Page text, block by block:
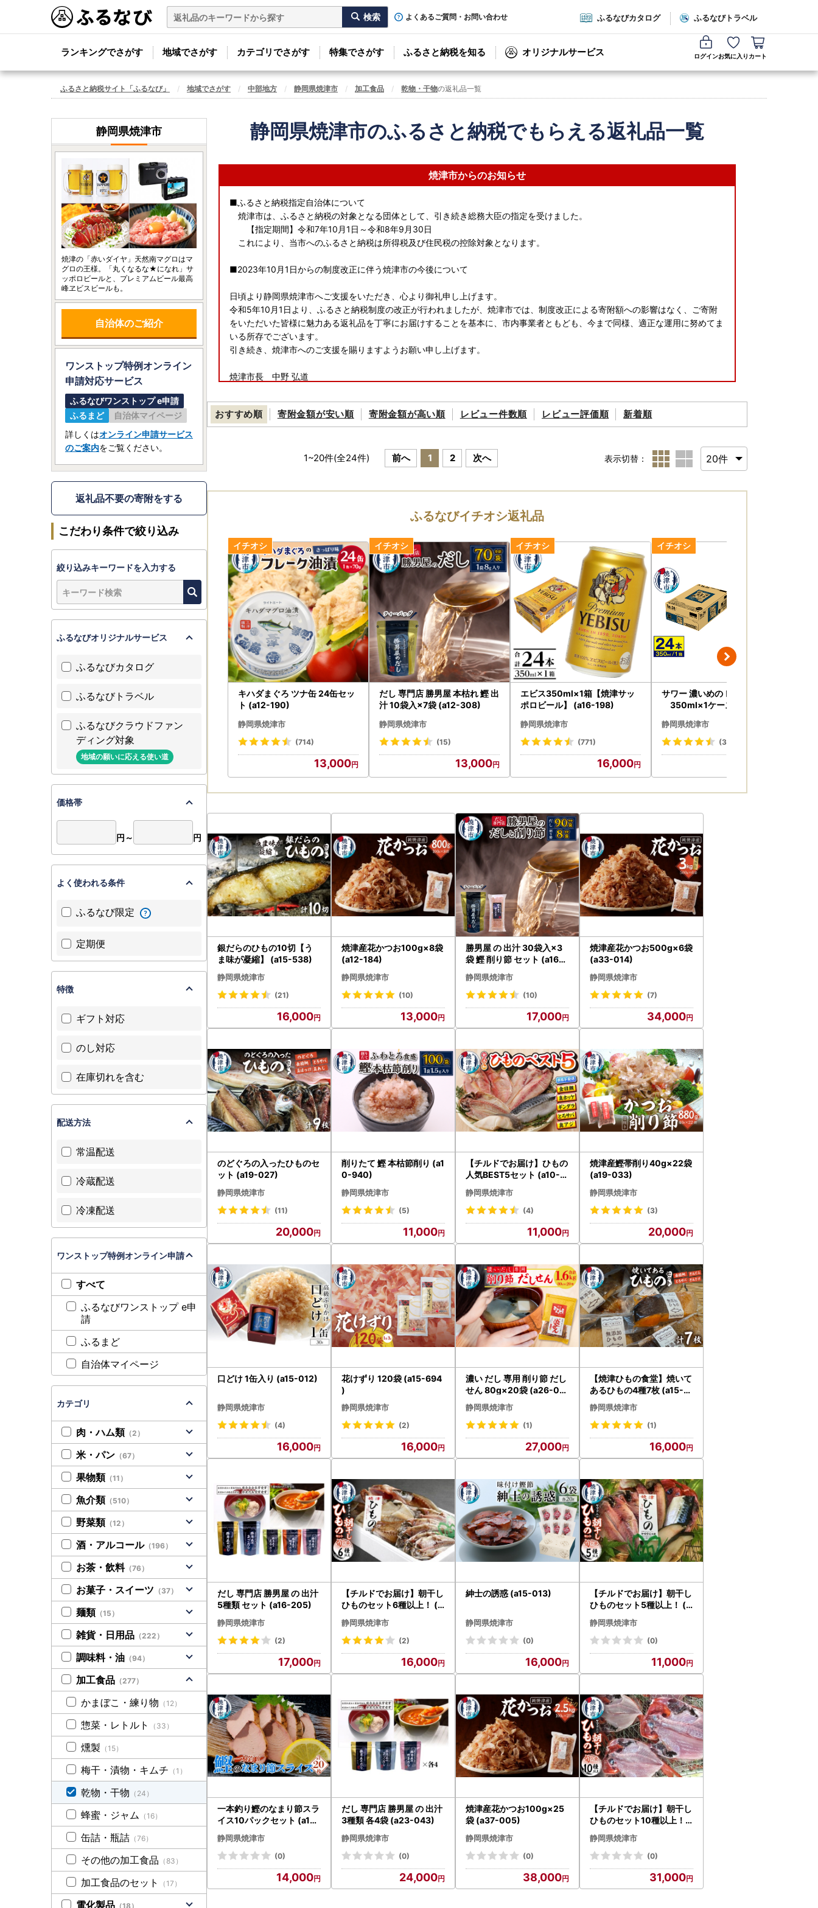
よくあるご質問・お問い合わせ ふるなびカタログ ふるなびトラベル
ランキングでさがす 地域でさがす カテゴリでさがす 特集でさがす ふるさと納税を知る オリジナルサービス ログインお気に入り カート
ふるさと納税サイト「ふるなび」 地域でさがす 中部地方 静岡県焼津市 加工食品 乾物・干物の返礼品一覧
静岡県焼津市のふるさと納税でもらえる返礼品一覧
焼津市からのお知らせ
■ふるさと納税指定自治体について
焼津市は、ふるさと納税の対象となる団体として、引き続き総務大臣の指定を受けました。
【指定期間】令和7年10月1日～令和8年9月30日
これにより、当市へのふるさと納税は所得税及び住民税の控除対象となります。
■2023年10月1日からの制度改正に伴う焼津市の今後について
日頃より静岡県焼津市へご支援をいただき、心より御礼申し上げます。
令和5年10月1日より、ふるさと納税制度の改正が行われましたが、焼津市では、制度改正による寄附額への影響はなく、ご寄附
をいただいた皆様に魅力ある返礼品を丁寧にお届けすることを基本に、市内事業者ともども、今まで同様、適正な運用に努めてま
いる所存でございます。
引き続き、焼津市へのご支援を賜りますようお願い申し上げます。
焼津市長 中野 弘道
■ワンストップ特例申請が完全ペーパーレス！！申請アプリ「IAM」新登場！
ふるさと納税をいただいた皆様のご負担を軽減するために、焼津市ではスマートフォンのみで完結できるアプリ「IAM」が誕生い
たしました。
※App Store もしくは Google Play から「IAM（アイアム）」アプリのダウンロードが必要です
上記の事情によりお礼品の到着が遅延となる場合は、ご容赦ください。
■お礼品配送の遅れについて
緊急事態宣言の影響によりお礼品の配送に遅れが生じる可能性がございます。
ご迷惑をおかけする場合があると思いますが、ご理解を賜りますようお願いいたします。
※ふるさと納税サイトを騙る詐欺サイトが増えており、焼津市のお礼品を表示している詐欺サイトも確認されています。
お礼品の寄付金額を割引や値引き等することはありません。少しでも怪しいと感じたらお電話ください。
(焼津市ふるさと納税課：054-626-9406)
おすすめ順 寄附金額が安い順 寄附金額が高い順 レビュー件数順 レビュー評価順 新着順
1~20件(全24件) 前へ 1 2 次へ 表示切替：
ふるなびイチオシ返礼品
キハダまぐろ ツナ缶 24缶セッ
ト (a12-190)
静岡県焼津市
(714)
13,000
だし 専門店 勝男屋 本枯れ 鰹 出
汁 10袋入×7袋 (a12-308)
静岡県焼津市
(15)
13,000
エビス350ml×1箱【焼津サッ
ポロビール】 (a16-198)
静岡県焼津市
(771)
16,000
サワー 濃いめの レモン サワー
350ml×1ケース (a12-244)
静岡県焼津市
(30)
銀だらのひもの10切【う
ま味が凝縮】 (a15-538)
静岡県焼津市
(21)
16,000
焼津産花かつお100g×8袋
(a12-184)
静岡県焼津市
(10)
13,000
勝男屋 の 出汁 30袋入×3
袋 鰹 削り節 セット (a16-2
静岡県焼津市
(10)
17,000
焼津産花かつお500g×6袋
(a33-014)
静岡県焼津市
(7)
34,000
のどぐろの入ったひものセ
ット (a19-027)
静岡県焼津市
(11)
20,000
削りたて 鰹 本枯節削り (a1
0-940)
静岡県焼津市
(5)
11,000
【チルドでお届け】ひもの
人気BEST5セット (a10-8
静岡県焼津市
(4)
11,000
焼津産鰹帯削り40g×22袋
(a19-033)
静岡県焼津市
(3)
20,000
口どけ 1缶入り (a15-012)
静岡県焼津市
(4)
16,000
花けずり 120袋 (a15-694
)
静岡県焼津市
(2)
16,000
濃い だし 専用 削り節 だし
せん 80g×20袋 (a26-012
)
静岡県焼津市
(1)
27,000
【焼津ひもの食堂】焼いて
あるひもの4種7枚 (a15-6
71)
静岡県焼津市
(1)
16,000
だし 専門店 勝男屋 の 出汁
5種類 セット (a16-205)
静岡県焼津市
(2)
17,000
【チルドでお届け】朝干し
ひものセット6種以上！ (a
静岡県焼津市
(2)
16,000
紳士の誘惑 (a15-013)
静岡県焼津市
(0)
16,000
【チルドでお届け】朝干し
ひものセット5種以上！ (a
静岡県焼津市
(0)
11,000
一本釣り鰹のなまり節スラ
イス10パックセット (a13-
静岡県焼津市
(0)
14,000
だし 専門店 勝男屋 の 出汁
3種類 各4袋 (a23-043)
静岡県焼津市
(0)
24,000
焼津産花かつお100g×25
袋 (a37-005)
静岡県焼津市
(0)
38,000
【チルドでお届け】朝干し
ひものセット10種以上！ (
a30-176)
静岡県焼津市
(0)
31,000
静岡県焼津市
焼津の「赤いダイヤ」天然南マグロはマ
グロの王様。「丸くなるな★になれ」サ
ッポロビールと、プレミアムビール最高
峰ヱビスビールも。
自治体のご紹介
ワンストップ特例オンライン
申請対応サービス
ふるなびワンストップ e申請
ふるまど
自治体マイページ
詳しくはオンライン申請サービス
のご案内をご覧ください。
返礼品不要の寄附をする
こだわり条件で絞り込み
絞り込みキーワードを入力する
ふるなびオリジナルサービス
ふるなびカタログ
ふるなびトラベル
ふるなびクラウドファン
ディング対象
地域の願いに応える使い道
価格帯
円～ 円
よく使われる条件
ふるなび限定
定期便
特徴
ギフト対応
のし対応
在庫切れを含む
配送方法
常温配送
冷蔵配送
冷凍配送
ワンストップ特例オンライン申請
すべて
ふるなびワンストップ e申
請
ふるまど
自治体マイページ
カテゴリ
肉・ハム類 （2）
米・パン （67）
果物類 （11）
魚介類 （510）
野菜類 （12）
酒・アルコール（196）
お茶・飲料（76）
お菓子・スイーツ （37）
麺類 （15）
雑貨・日用品 （222）
調味料・油 （94）
加工食品 （277）
かまぼこ・練り物 （12）
惣菜・レトルト （33）
燻製 （15）
梅干・漬物・キムチ （1）
乾物・干物 （24）
蜂蜜・ジャム （16）
缶詰・瓶詰 （76）
その他の加工食品 （83）
加工食品のセット （17）
電化製品 （18）